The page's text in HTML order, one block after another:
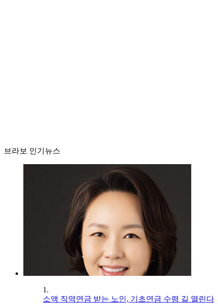
브라보 인기뉴스
1.
소액 직역연금 받는 노인, 기초연금 수령 길 열린다